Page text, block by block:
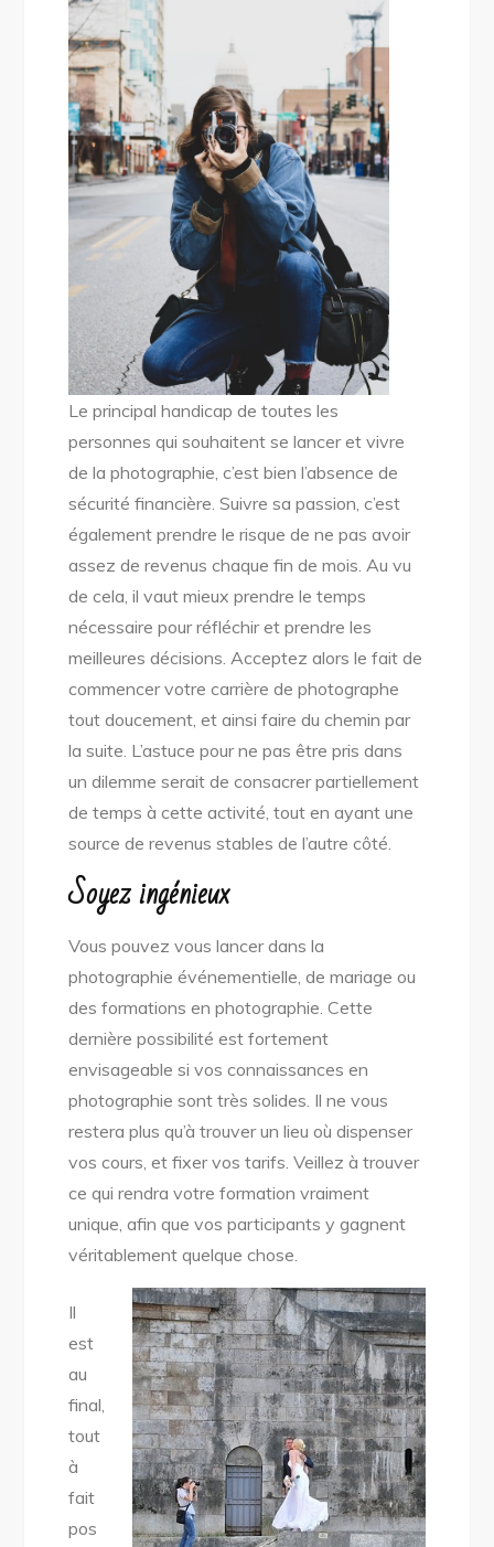
Le principal handicap de toutes les
personnes qui souhaitent se lancer et vivre
de la photographie, c’est bien l’absence de
sécurité financière. Suivre sa passion, c’est
également prendre le risque de ne pas avoir
assez de revenus chaque fin de mois. Au vu
de cela, il vaut mieux prendre le temps
nécessaire pour réfléchir et prendre les
meilleures décisions. Acceptez alors le fait de
commencer votre carrière de photographe
tout doucement, et ainsi faire du chemin par
la suite. L’astuce pour ne pas être pris dans
un dilemme serait de consacrer partiellement
de temps à cette activité, tout en ayant une
source de revenus stables de l’autre côté.
Soyez ingénieux
Vous pouvez vous lancer dans la
photographie événementielle, de mariage ou
des formations en photographie. Cette
dernière possibilité est fortement
envisageable si vos connaissances en
photographie sont très solides. Il ne vous
restera plus qu’à trouver un lieu où dispenser
vos cours, et fixer vos tarifs. Veillez à trouver
ce qui rendra votre formation vraiment
unique, afin que vos participants y gagnent
véritablement quelque chose.
Il
est
au
final,
tout
à
fait
pos